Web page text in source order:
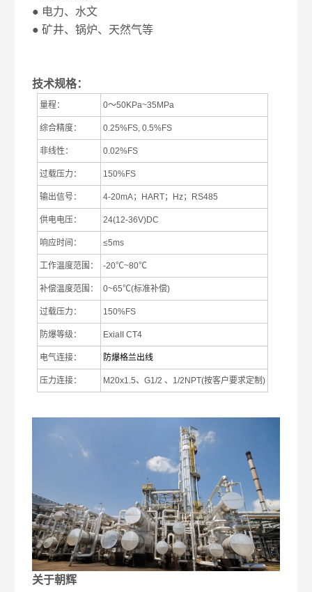
● 电力、水文
● 矿井、锅炉、天然气等
技术规格：
量程： 0～50KPa~35MPa
综合精度： 0.25%FS, 0.5%FS
非线性： 0.02%FS
过载压力： 150%FS
输出信号： 4-20mA； HART； Hz； RS485
供电电压： 24(12-36V)DC
响应时间： ≤5ms
工作温度范围： -20℃~80℃
补偿温度范围： 0~65℃(标准补偿)
过载压力： 150%FS
防爆等级： ExiaII CT4
电气连接： 防爆格兰出线
压力连接： M20x1.5、G1/2 、 1/2NPT(按客户要求定制)
关于朝辉